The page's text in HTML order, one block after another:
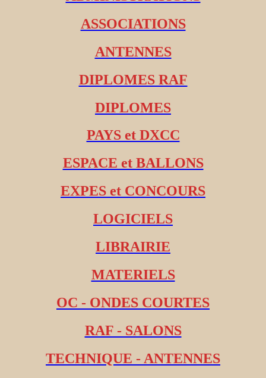
ASSOCIATIONS
ANTENNES
DIPLOMES RAF
DIPLOMES
PAYS et DXCC
ESPACE et BALLONS
EXPES et CONCOURS
LOGICIELS
LIBRAIRIE
MATERIELS
OC - ONDES COURTES
RAF - SALONS
TECHNIQUE - ANTENNES